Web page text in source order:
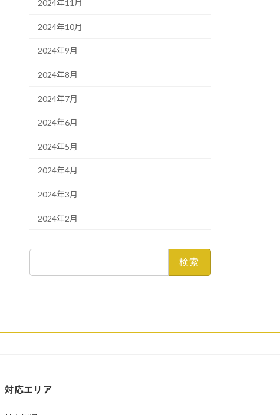
2024年11月
2024年10月
2024年9月
2024年8月
2024年7月
2024年6月
2024年5月
2024年4月
2024年3月
2024年2月
対応エリア